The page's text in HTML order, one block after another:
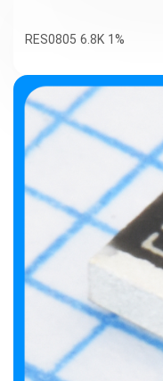
RES0805 6.8K 1%